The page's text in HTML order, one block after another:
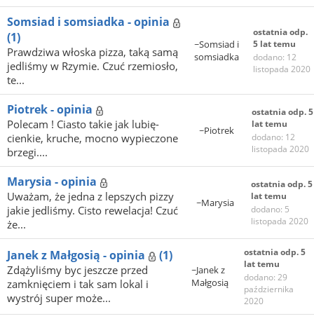
Somsiad i somsiadka - opinia
(1)
Prawdziwa włoska pizza, taką samą
jedliśmy w Rzymie. Czuć rzemiosło,
te...
~Somsiad i
somsiadka
ostatnia odp.
5 lat temu
dodano: 12
listopada 2020
Piotrek - opinia
Polecam ! Ciasto takie jak lubię-
cienkie, kruche, mocno wypieczone
brzegi....
~Piotrek
ostatnia odp. 5
lat temu
dodano: 12
listopada 2020
Marysia - opinia
Uważam, że jedna z lepszych pizzy
jakie jedliśmy. Cisto rewelacja! Czuć
że...
~Marysia
ostatnia odp. 5
lat temu
dodano: 5
listopada 2020
Janek z Małgosią - opinia (1)
Zdążyliśmy byc jeszcze przed
zamknięciem i tak sam lokal i
wystrój super może...
~Janek z
Małgosią
ostatnia odp. 5
lat temu
dodano: 29
października
2020